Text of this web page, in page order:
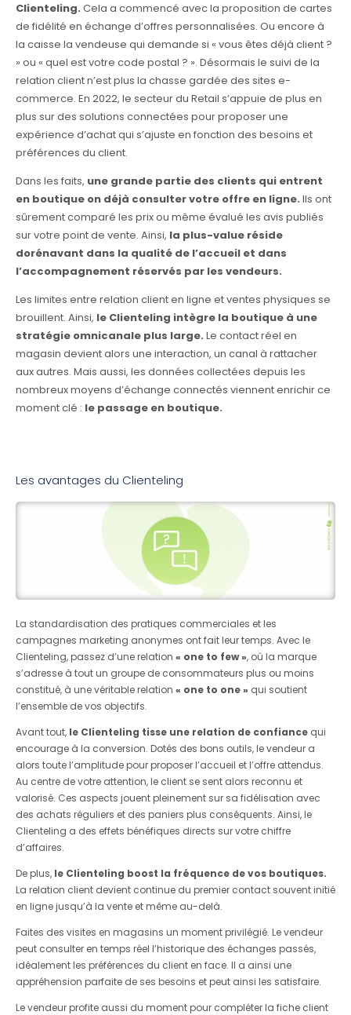
Clienteling. Cela a commencé avec la proposition de cartes
de fidélité en échange d’offres personnalisées. Ou encore à
la caisse la vendeuse qui demande si « vous êtes déjà client ?
» ou « quel est votre code postal ? ». Désormais le suivi de la
relation client n’est plus la chasse gardée des sites e-
commerce. En 2022, le secteur du Retail s’appuie de plus en
plus sur des solutions connectées pour proposer une
expérience d’achat qui s’ajuste en fonction des besoins et
préférences du client.
Dans les faits, une grande partie des clients qui entrent
en boutique on déjà consulter votre offre en ligne. Ils ont
sûrement comparé les prix ou même évalué les avis publiés
sur votre point de vente. Ainsi, la plus-value réside
dorénavant dans la qualité de l’accueil et dans
l’accompagnement réservés par les vendeurs.
Les limites entre relation client en ligne et ventes physiques se
brouillent. Ainsi, le Clienteling intègre la boutique à une
stratégie omnicanale plus large. Le contact réel en
magasin devient alors une interaction, un canal à rattacher
aux autres. Mais aussi, les données collectées depuis les
nombreux moyens d’échange connectés viennent enrichir ce
moment clé : le passage en boutique.
Les avantages du Clienteling
La standardisation des pratiques commerciales et les
campagnes marketing anonymes ont fait leur temps. Avec le
Clienteling, passez d’une relation « one to few », où la marque
s’adresse à tout un groupe de consommateurs plus ou moins
constitué, à une véritable relation « one to one » qui soutient
l’ensemble de vos objectifs.
Avant tout, le Clienteling tisse une relation de confiance qui
encourage à la conversion. Dotés des bons outils, le vendeur a
alors toute l’amplitude pour proposer l’accueil et l’offre attendus.
Au centre de votre attention, le client se sent alors reconnu et
valorisé. Ces aspects jouent pleinement sur sa fidélisation avec
des achats réguliers et des paniers plus conséquents. Ainsi, le
Clienteling a des effets bénéfiques directs sur votre chiffre
d’affaires.
De plus, le Clienteling boost la fréquence de vos boutiques.
La relation client devient continue du premier contact souvent initié
en ligne jusqu’à la vente et même au-delà.
Faites des visites en magasins un moment privilégié. Le vendeur
peut consulter en temps réel l’historique des échanges passés,
idéalement les préférences du client en face. Il a ainsi une
appréhension parfaite de ses besoins et peut ainsi les satisfaire.
Le vendeur profite aussi du moment pour compléter la fiche client